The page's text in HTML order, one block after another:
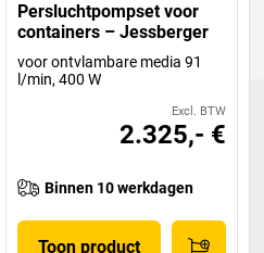
Persluchtpompset voor
containers – Jessberger
voor ontvlambare media 91
l/min, 400 W
Excl. BTW
2.325,- €
Binnen 10 werkdagen
Toon product